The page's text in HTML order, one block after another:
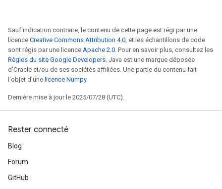
Sauf indication contraire, le contenu de cette page est régi par une
licence Creative Commons Attribution 4.0, et les échantillons de code
sont régis par une licence Apache 2.0. Pour en savoir plus, consultez les
Règles du site Google Developers. Java est une marque déposée
d'Oracle et/ou de ses sociétés affiliées. Une partie du contenu fait
l'objet d'une licence Numpy.
Dernière mise à jour le 2025/07/28 (UTC).
Rester connecté
Blog
Forum
GitHub